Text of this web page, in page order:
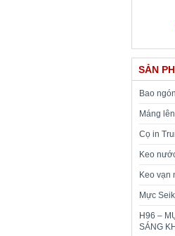
SẢN
Bao
Máng
Cọ in
Keo
Keo vạn
Mực
H96 –
SÁNG